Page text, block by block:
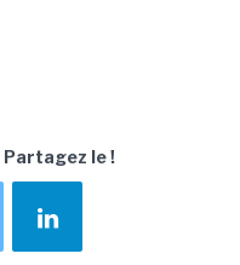
Partagez le !